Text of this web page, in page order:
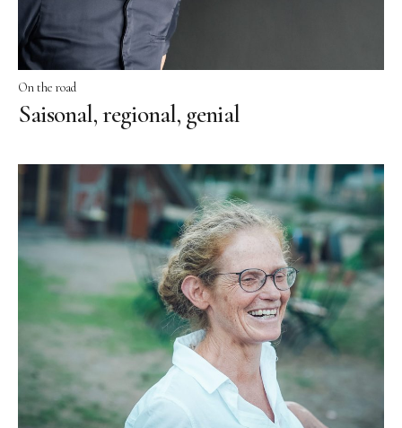
On the road
Saisonal, regional, genial